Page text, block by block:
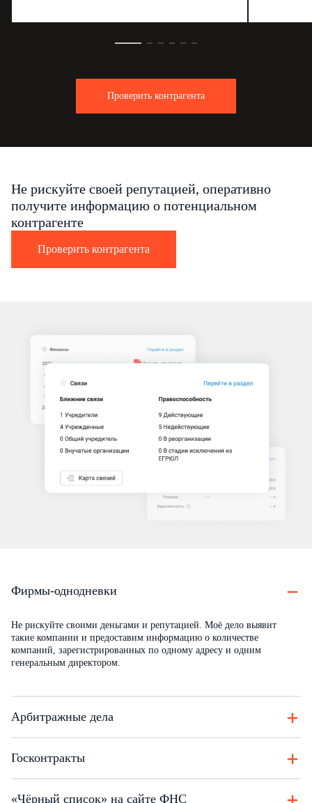
Проверить контрагента
Не рискуйте своей репутацией, оперативно
получите информацию о потенциальном
контрагенте
Проверить контрагента
Фирмы-однодневки
Не рискуйте своими деньгами и репутацией. Моё дело выявит
такие компании и предоставим информацию о количестве
компаний, зарегистрированных по одному адресу и одним
генеральным директором.
Арбитражные дела
По поведению компании на рынке можно судить о её надёжности.
Мы предоставим информацию о судебных разбирательствах,
в которых участвовала компания, её роли (истец, ответчик, третье
Госконтракты
Проверьте партнёра на мошенничество через госконтракты.
«Чёрный список» на сайте ФНС